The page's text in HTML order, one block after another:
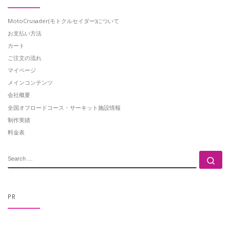
MotoCrusader(モトクルセイダー)について
お支払い方法
カート
ご注文の流れ
マイページ
メインコンテンツ
会社概要
全国オフロードコース・サーキット施設情報
制作実績
料金表
PR